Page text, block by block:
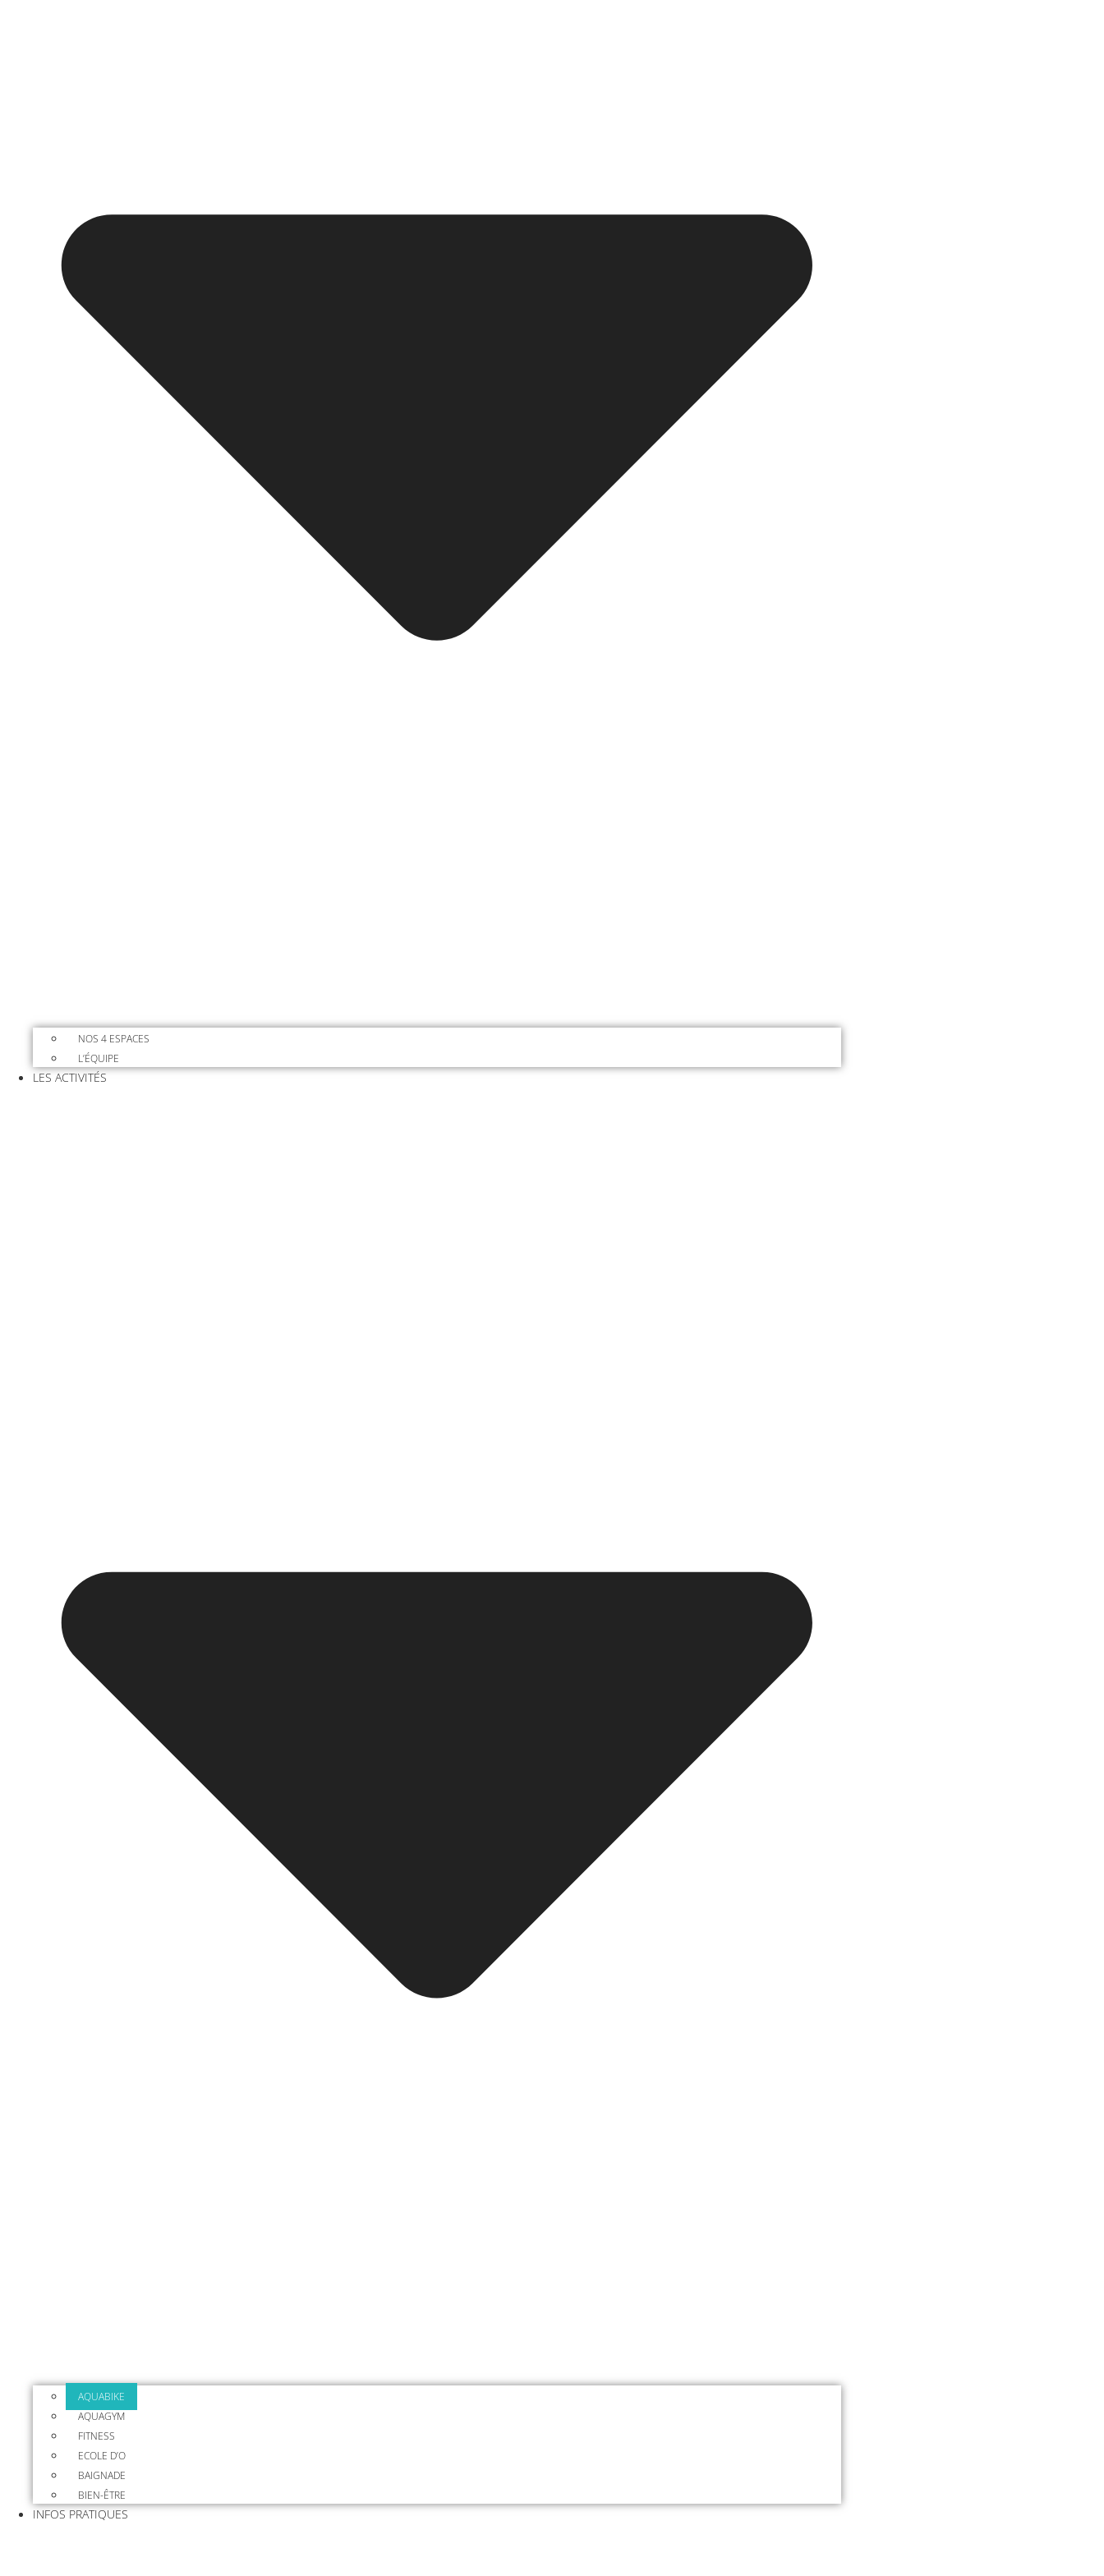
NOS 4 ESPACES
L’ÉQUIPE
LES ACTIVITÉS
AQUABIKE
AQUAGYM
FITNESS
ECOLE D’O
BAIGNADE
BIEN-ÊTRE
INFOS PRATIQUES